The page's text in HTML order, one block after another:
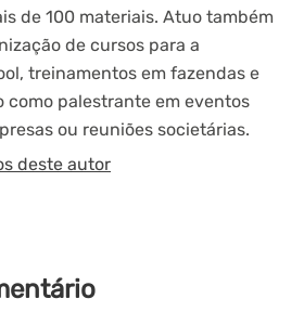
de 100 materiais. Atuo também
de cursos para a
treinamentos em fazendas e
como palestrante em eventos
ou reuniões societárias.
deste autor